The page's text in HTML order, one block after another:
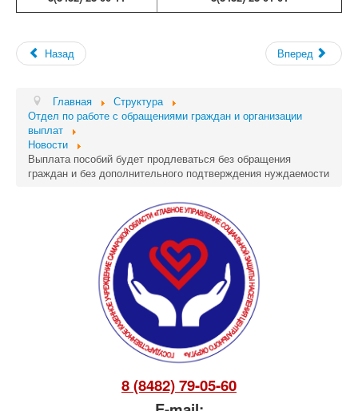
Назад Вперед
Главная
Структура
Отдел по работе с обращениями граждан и организации
выплат
Новости
Выплата пособий будет продлеваться без обращения
граждан и без дополнительного подтверждения нуждаемости
8 (8482) 79-05-60